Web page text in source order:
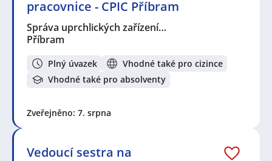
pracovnice - CPIC Příbram
Správa uprchlických zařízení…
Příbram
Plný úvazek
Vhodné také pro cizince
Vhodné také pro absolventy
Zveřejněno: 7. srpna
Vedoucí sestra na